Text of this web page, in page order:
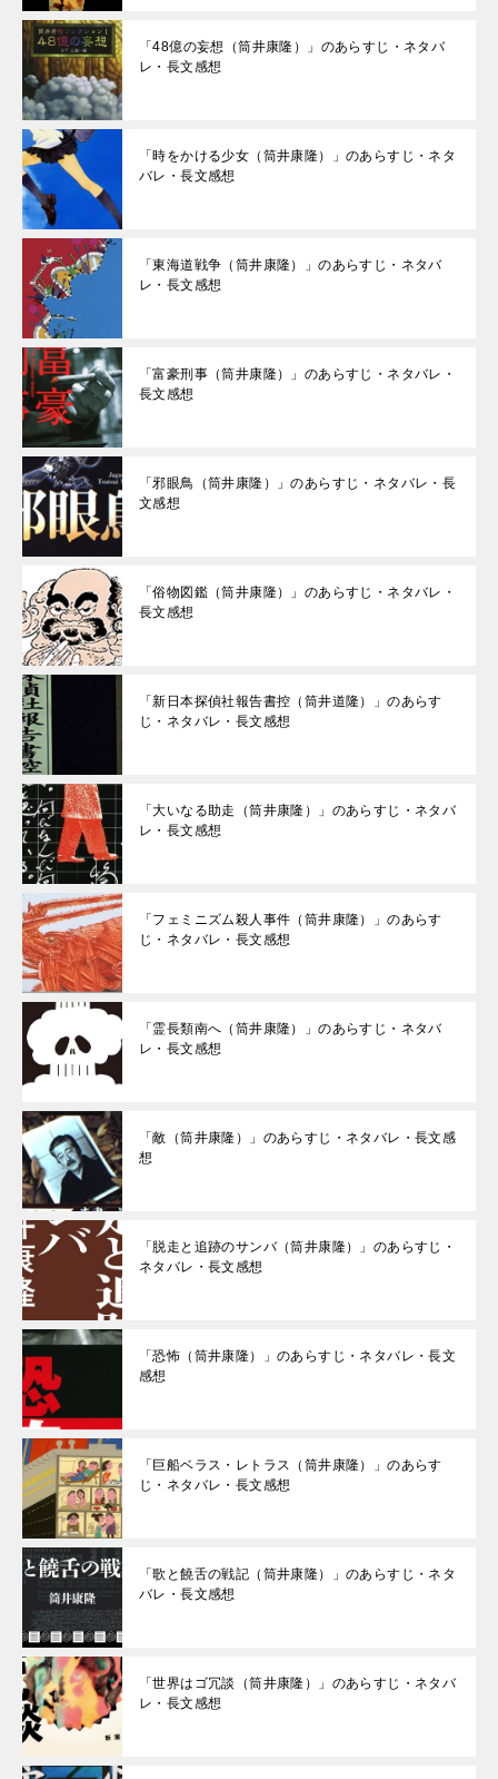
「48億の妄想（筒井康隆）」のあらすじ・ネタバ
レ・長文感想
「時をかける少女（筒井康隆）」のあらすじ・ネタ
バレ・長文感想
「東海道戦争（筒井康隆）」のあらすじ・ネタバ
レ・長文感想
「富豪刑事（筒井康隆）」のあらすじ・ネタバレ・
長文感想
「邪眼鳥（筒井康隆）」のあらすじ・ネタバレ・長
文感想
「俗物図鑑（筒井康隆）」のあらすじ・ネタバレ・
長文感想
「新日本探偵社報告書控（筒井道隆）」のあらす
じ・ネタバレ・長文感想
「大いなる助走（筒井康隆）」のあらすじ・ネタバ
レ・長文感想
「フェミニズム殺人事件（筒井康隆）」のあらす
じ・ネタバレ・長文感想
「霊長類南へ（筒井康隆）」のあらすじ・ネタバ
レ・長文感想
「敵（筒井康隆）」のあらすじ・ネタバレ・長文感
想
「脱走と追跡のサンバ（筒井康隆）」のあらすじ・
ネタバレ・長文感想
「恐怖（筒井康隆）」のあらすじ・ネタバレ・長文
感想
「巨船ベラス・レトラス（筒井康隆）」のあらす
じ・ネタバレ・長文感想
「歌と饒舌の戦記（筒井康隆）」のあらすじ・ネタ
バレ・長文感想
「世界はゴ冗談（筒井康隆）」のあらすじ・ネタバ
レ・長文感想